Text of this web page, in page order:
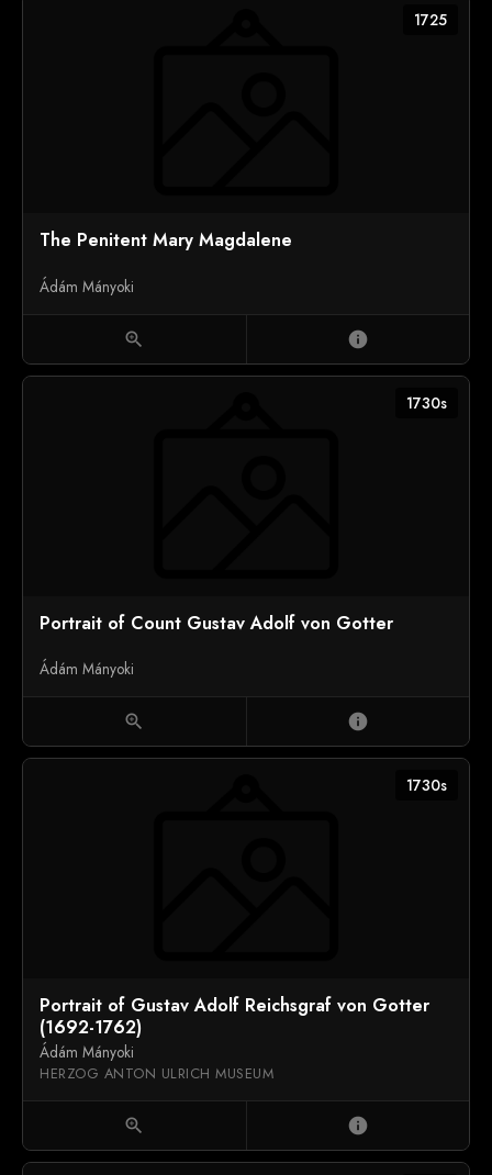
1725
The Penitent Mary Magdalene
Ádám Mányoki
zoom_in info
1730s
Portrait of Count Gustav Adolf von Gotter
Ádám Mányoki
zoom_in info
1730s
Portrait of Gustav Adolf Reichsgraf von Gotter
(1692-1762)
Ádám Mányoki
HERZOG ANTON ULRICH MUSEUM
zoom_in info